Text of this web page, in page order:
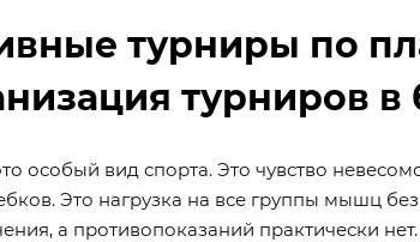
турниры по
турниров в
особый вид спорта. Это чувство
Это нагрузка на все группы мышц
а противопоказаний практически